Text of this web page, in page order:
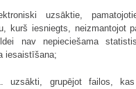
uzsāktie,
kurš iesniegts, neizmantojot
nav nepieciešama
iesaistīšana;
uzsākti, grupējot failos,